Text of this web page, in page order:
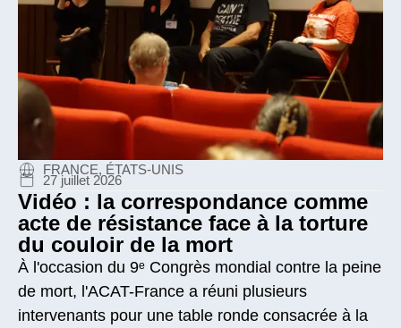
FRANCE, ÉTATS-UNIS
27 juillet 2026
Vidéo : la correspondance comme
acte de résistance face à la torture
du couloir de la mort
À l'occasion du 9ᵉ Congrès mondial contre la peine
de mort, l'ACAT-France a réuni plusieurs
intervenants pour une table ronde consacrée à la